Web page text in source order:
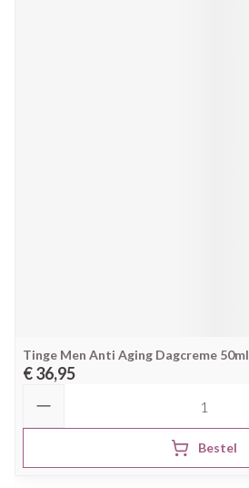
Tinge Men Anti Aging Dagcreme 50ml
€ 36,95
Bestel